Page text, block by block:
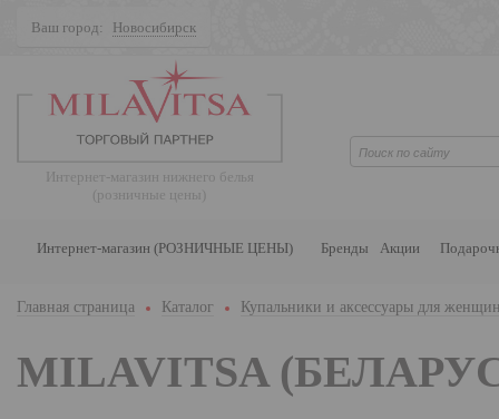
Ваш город: Новосибирск
Интернет-магазин нижнего белья
(розничные цены)
Интернет-магазин (РОЗНИЧНЫЕ ЦЕНЫ) Бренды Акции
Главная страница Каталог Купальники и аксессуары для
MILAVITSA